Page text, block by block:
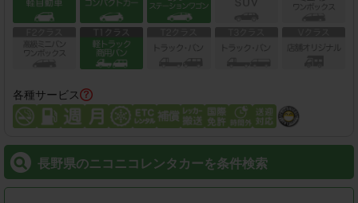
各種サービス
長野県のニコニコレンタカーを条件検索